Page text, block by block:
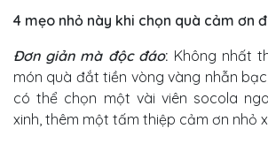
4 mẹo nhỏ này khi chọn quà cảm ơn
Đơn giản mà độc đáo: Không nhất
món quà đắt tiền vòng vàng nhẫn
có thể chọn một vài viên socola
xinh, thêm một tấm thiệp cảm ơn nhỏ